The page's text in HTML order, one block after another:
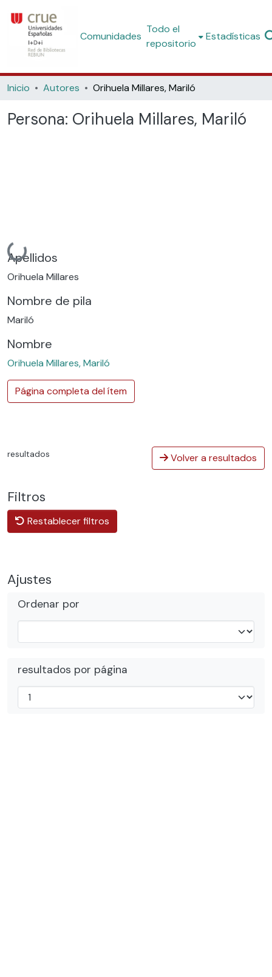
Comunidades
Todo el
repositorio
Estadísticas
Inicio Autores Orihuela Millares, Mariló
Persona: Orihuela Millares, Mariló
Cargando...
Apellidos
Orihuela Millares
Nombre de pila
Mariló
Nombre
Orihuela Millares, Mariló
Página completa del ítem
resultados Volver a resultados
Filtros
Restablecer filtros
Ajustes
Ordenar por
resultados por página